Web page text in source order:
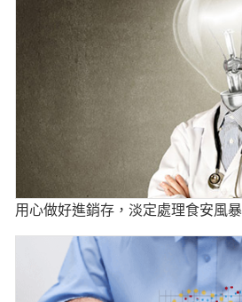
用心做好進銷存，淡定處理食安風暴